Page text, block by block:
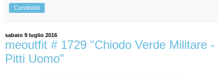
Condividi
sabato 9 luglio 2016
meoutfit # 1729 "Chiodo Verde Militare -
Pitti Uomo"